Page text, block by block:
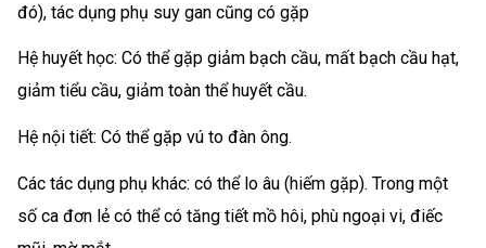
đó), tác dụng phụ suy gan cũng có gặp
Hệ huyết học: Có thể gặp giảm bạch cầu, mất bạch cầu hạt,
giảm tiểu cầu, giảm toàn thể huyết cầu.
Hệ nội tiết: Có thể gặp vú to đàn ông.
Các tác dụng phụ khác: có thể lo âu (hiếm gặp). Trong một
số ca đơn lẻ có thể có tăng tiết mồ hôi, phù ngoại vi, điếc